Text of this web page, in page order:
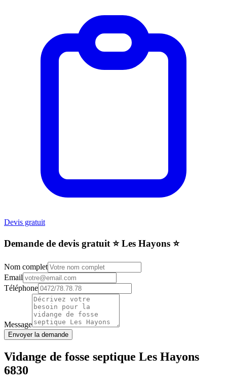
Devis gratuit
Demande de devis gratuit ⭐️ Les Hayons ⭐️
Nom complet
Email
Téléphone
Message
Envoyer la demande
Vidange de fosse septique Les Hayons
6830